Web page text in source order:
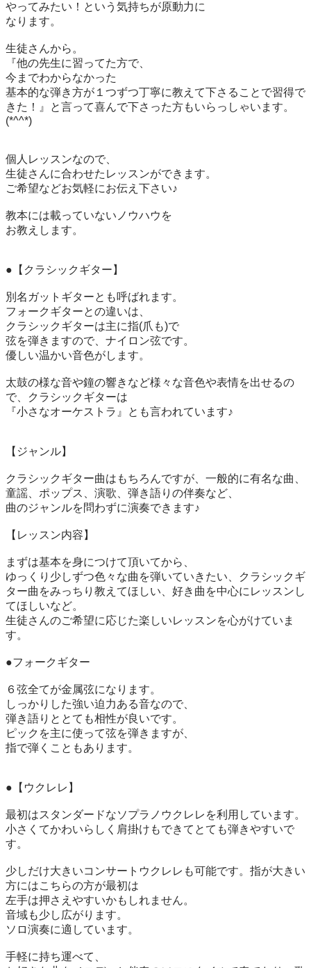
やってみたい！という気持ちが原動力に
なります。
生徒さんから。
『他の先生に習ってた方で、
今までわからなかった
基本的な弾き方が１つずつ丁寧に教えて下さることで習得で
きた！』と言って喜んで下さった方もいらっしゃいます。
(*^^*)
個人レッスンなので、
生徒さんに合わせたレッスンができます。
ご希望などお気軽にお伝え下さい♪
教本には載っていないノウハウを
お教えします。
●【クラシックギター】
別名ガットギターとも呼ばれます。
フォークギターとの違いは、
クラシックギターは主に指(爪も)で
弦を弾きますので、ナイロン弦です。
優しい温かい音色がします。
太鼓の様な音や鐘の響きなど様々な音色や表情を出せるの
で、クラシックギターは
『小さなオーケストラ』とも言われています♪
【ジャンル】
クラシックギター曲はもちろんですが、一般的に有名な曲、
童謡、ポップス、演歌、弾き語りの伴奏など、
曲のジャンルを問わずに演奏できます♪
【レッスン内容】
まずは基本を身につけて頂いてから、
ゆっくり少しずつ色々な曲を弾いていきたい、クラシックギ
ター曲をみっちり教えてほしい、好き曲を中心にレッスンし
てほしいなど。
生徒さんのご希望に応じた楽しいレッスンを心がけていま
す。
●フォークギター
６弦全てが金属弦になります。
しっかりした強い迫力ある音なので、
弾き語りととても相性が良いです。
ピックを主に使って弦を弾きますが、
指で弾くこともあります。
●【ウクレレ】
最初はスタンダードなソプラノウクレレを利用しています。
小さくてかわいらしく肩掛けもできてとても弾きやすいで
す。
少しだけ大きいコンサートウクレレも可能です。指が大きい
方にはこちらの方が最初は
左手は押さえやすいかもしれません。
音域も少し広がります。
ソロ演奏に適しています。
手軽に持ち運べて、